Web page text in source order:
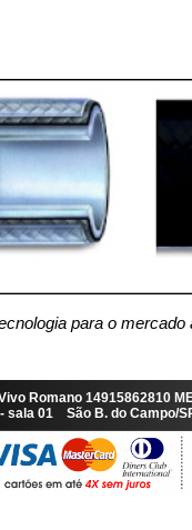
para o
Vivo Romano
- sala 01 São B. do